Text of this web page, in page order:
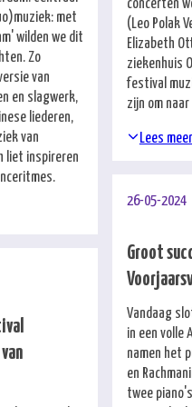
met
wilden we dit
Zo
van
en slagwerk,
liederen,
van
liet inspireren
concerten
(Leo Polak
Elizabeth
ziekenhuis
festival
zijn om
Lees meer
26-05-2024
Groot
Vandaag
in een volle
namen het
en
twee